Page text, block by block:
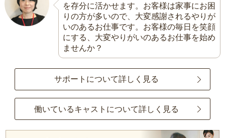
を存分に活かせます。お客様は家事にお困
りの方が多いので、大変感謝されるやりが
いのあるお仕事です。お客様の毎日を笑顔
にする、大変やりがいのあるお仕事を始め
ませんか？
サポートについて詳しく見る
働いているキャストについて詳しく見る